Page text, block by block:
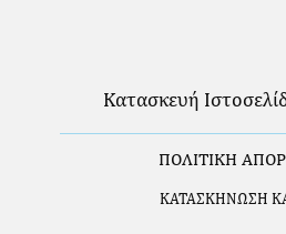
Κατασκευή
ΠΟΛΙΤΙΚΗ
ΚΑΤΑΣΚΗΝΩΣΗ